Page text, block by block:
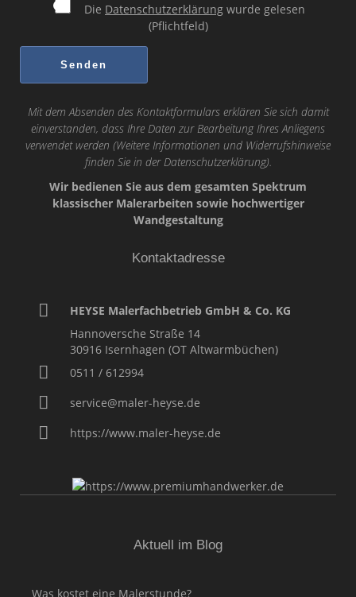
Die Datenschutzerklärung wurde gelesen
(Pflichtfeld)
Mit dem Absenden des Kontaktformulars erklären Sie sich damit
einverstanden, dass Ihre Daten zur Bearbeitung Ihres Anliegens
verwendet werden (Weitere Informationen und Widerrufshinweise
finden Sie in der Datenschutzerklärung).
Wir bedienen Sie aus dem gesamten Spektrum
klassischer Malerarbeiten sowie hochwertiger
Wandgestaltung
Kontaktadresse
HEYSE Malerfachbetrieb GmbH & Co. KG
Hannoversche Straße 14
30916 Isernhagen (OT Altwarmbüchen)
0511 / 612994
service@maler-heyse.de
https://www.maler-heyse.de
Aktuell im Blog
Was kostet eine Malerstunde?